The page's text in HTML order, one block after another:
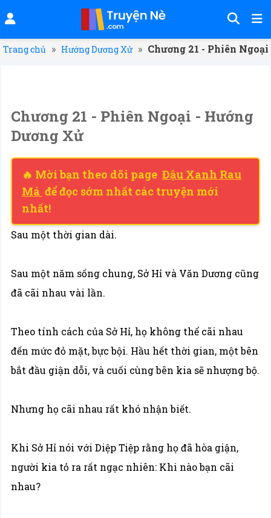
Trang chủ » Hướng Dương Xử » Chương 21 - Phiên
Chương 21 - Phiên Ngoại - Hướng
Dương Xử
🔥 Mời bạn theo dõi page Đậu Xanh Rau
Má để đọc sớm nhất các truyện mới
nhất!
Sau một thời gian dài.
Sau một năm sống chung, Sở Hỉ và Văn Dương cũng
đã cãi nhau vài lần.
Theo tính cách của Sở Hỉ, họ không thể cãi nhau
đến mức đỏ mặt, bực bội. Hầu hết thời gian, một bên
bắt đầu giận dỗi, và cuối cùng bên kia sẽ nhượng bộ.
Nhưng họ cãi nhau rất khó nhận biết.
Khi Sở Hỉ nói với Diệp Tiệp rằng họ đã hòa giận,
người kia tỏ ra rất ngạc nhiên: Khi nào bạn cãi
nhau?